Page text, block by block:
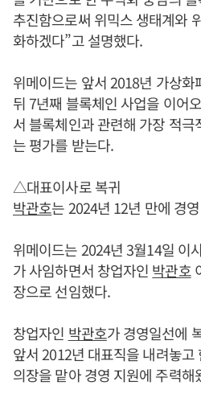
추진함으로써 위믹스 생태계와
화하겠다”고 설명했다.
위메이드는 앞서 2018년 가상
뒤 7년째 블록체인 사업을 이어
서 블록체인과 관련해 가장 적
는 평가를 받는다.
△대표이사로 복귀
박관호는 2024년 12년 만에 경
위메이드는 2024년 3월14일 이
가 사임하면서 창업자인 박관호
장으로 선임했다.
창업자인 박관호가 경영일선에
앞서 2012년 대표직을 내려놓고
의장을 맡아 경영 지원에 주력해